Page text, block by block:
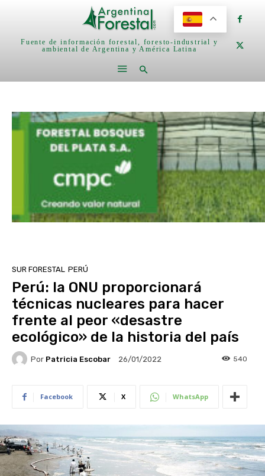
Fuente de información forestal, foresto-industrial y
ambiental de Argentina y América Latina
SUR FORESTAL PERÚ
Perú: la ONU proporcionará
técnicas nucleares para hacer
frente al peor «desastre
ecológico» de la historia del país
Por Patricia Escobar 26/01/2022 540
Facebook X WhatsApp